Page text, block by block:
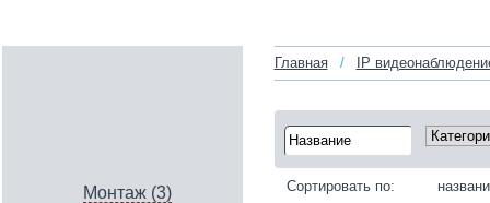
Монтаж (3)
Главная / IP
Сортировать по: